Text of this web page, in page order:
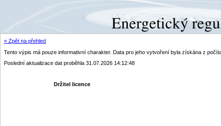
« Zpět na přehled
Tento výpis má pouze informativní charakter. Data pro jeho vytvoření byla získána z
Poslední aktualizace dat proběhla 31.07.2026 14:12:48
Držitel licence